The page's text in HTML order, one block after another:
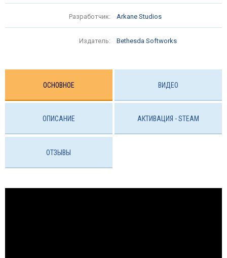
Разработчик: Arkane Studios
Издатель: Bethesda Softworks
ОСНОВНОЕ ВИДЕО
ОПИСАНИЕ АКТИВАЦИЯ - STEAM
ОТЗЫВЫ